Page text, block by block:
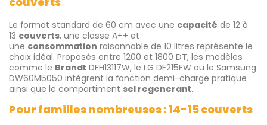
Le format standard de 60 cm avec une capacité de 12 à
13 couverts, une classe A++ et
une consommation raisonnable de 10 litres représente le
choix idéal. Proposés entre 1200 et 1800 DT, les modèles
comme le Brandt DFH13117W, le LG DF215FW ou le Samsung
DW60M5050 intègrent la fonction demi-charge pratique
ainsi que le compartiment sel regenerant.
Pour familles nombreuses : 14-15 couverts